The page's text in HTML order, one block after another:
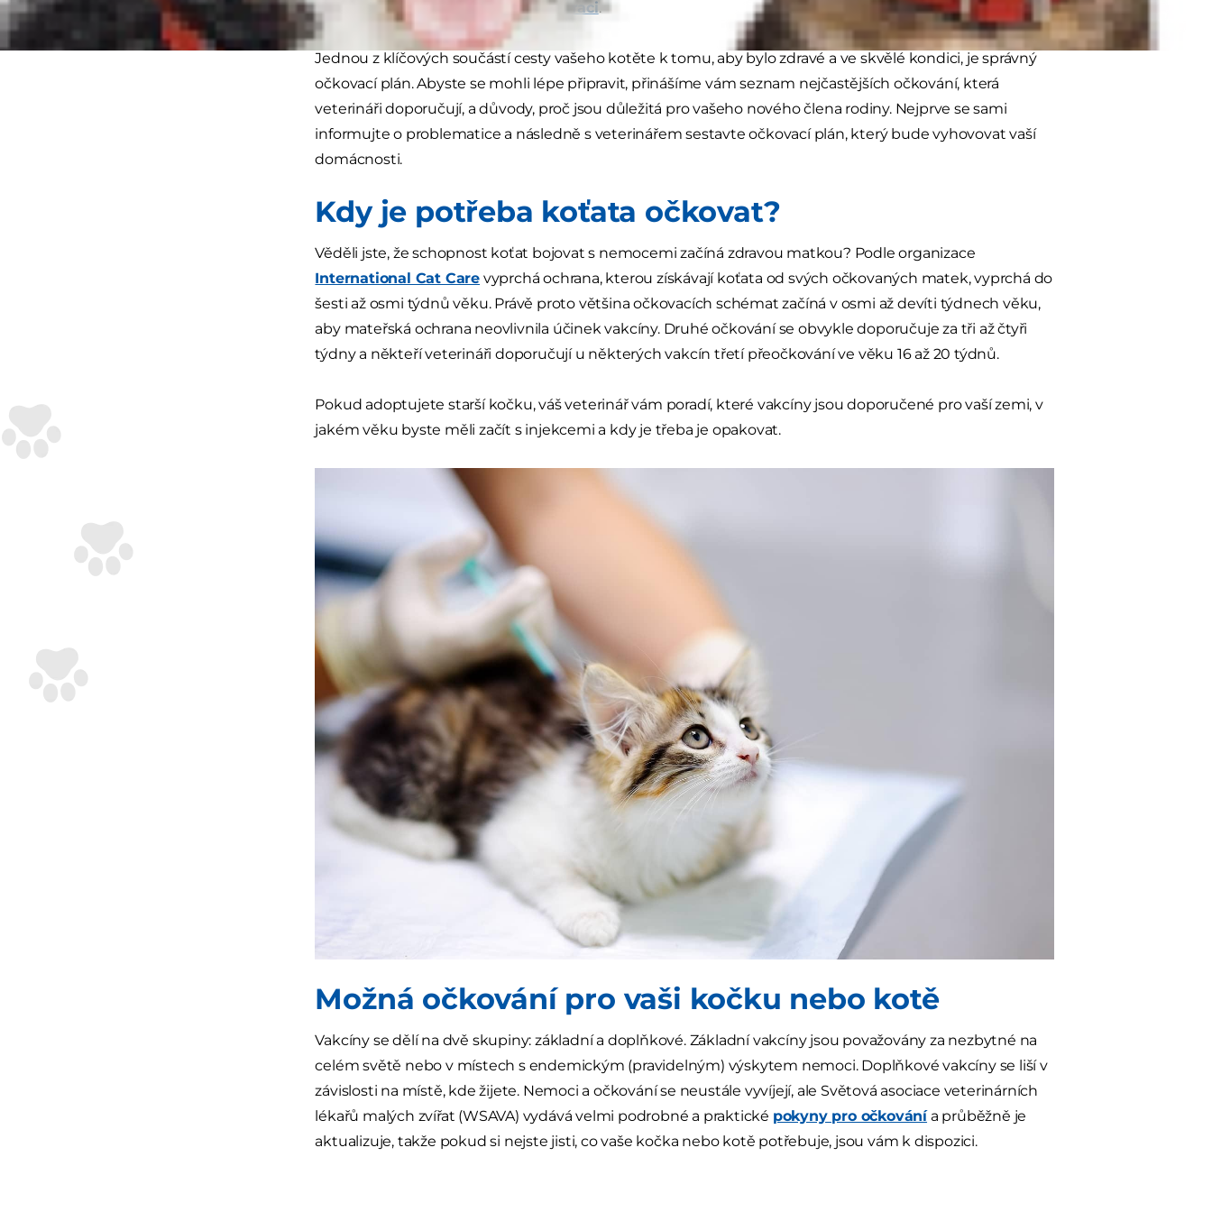
povinnostmi, od očkování až po kastraci.
Jednou z klíčových součástí cesty vašeho kotěte k tomu, aby bylo zdravé a ve skvělé kondici, je správný
očkovací plán. Abyste se mohli lépe připravit, přinášíme vám seznam nejčastějších očkování, která
veterináři doporučují, a důvody, proč jsou důležitá pro vašeho nového člena rodiny. Nejprve se sami
informujte o problematice a následně s veterinářem sestavte očkovací plán, který bude vyhovovat vaší
domácnosti.
Kdy je potřeba koťata očkovat?
Věděli jste, že schopnost koťat bojovat s nemocemi začíná zdravou matkou? Podle organizace
International Cat Care vyprchá ochrana, kterou získávají koťata od svých očkovaných matek, vyprchá do
šesti až osmi týdnů věku. Právě proto většina očkovacích schémat začíná v osmi až devíti týdnech věku,
aby mateřská ochrana neovlivnila účinek vakcíny. Druhé očkování se obvykle doporučuje za tři až čtyři
týdny a někteří veterináři doporučují u některých vakcín třetí přeočkování ve věku 16 až 20 týdnů.
Pokud adoptujete starší kočku, váš veterinář vám poradí, které vakcíny jsou doporučené pro vaší zemi, v
jakém věku byste měli začít s injekcemi a kdy je třeba je opakovat.
Možná očkování pro vaši kočku nebo kotě
Vakcíny se dělí na dvě skupiny: základní a doplňkové. Základní vakcíny jsou považovány za nezbytné na
celém světě nebo v místech s endemickým (pravidelným) výskytem nemoci. Doplňkové vakcíny se liší v
závislosti na místě, kde žijete. Nemoci a očkování se neustále vyvíjejí, ale Světová asociace veterinárních
lékařů malých zvířat (WSAVA) vydává velmi podrobné a praktické pokyny pro očkovánía průběžně je
aktualizuje, takže pokud si nejste jisti, co vaše kočka nebo kotě potřebuje, jsou vám k dispozici.